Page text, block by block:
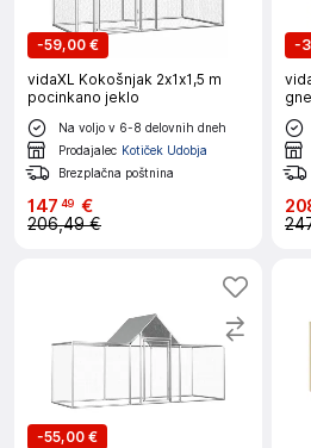
-59,00 €
vidaXL Kokošnjak 2x1x1,5 m
pocinkano jeklo
Na voljo v 6-8 delovnih dneh
Prodajalec Kotiček Udobja
Brezplačna poštnina
147 49 €
206,49 €
-
-55,00 €